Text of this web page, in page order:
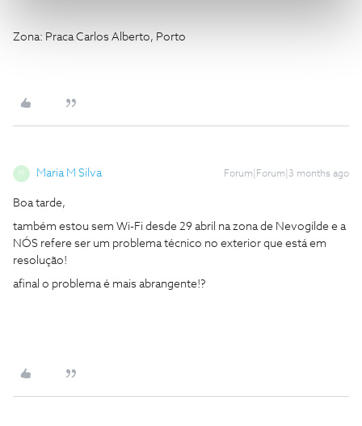
Zona: Praca Carlos Alberto, Porto
M Maria M Silva Forum|Forum|3 months ago
Boa tarde,
também estou sem Wi-Fi desde 29 abril na zona de Nevogilde e a
NÓS refere ser um problema técnico no exterior que está em
resolução!
afinal o problema é mais abrangente!?